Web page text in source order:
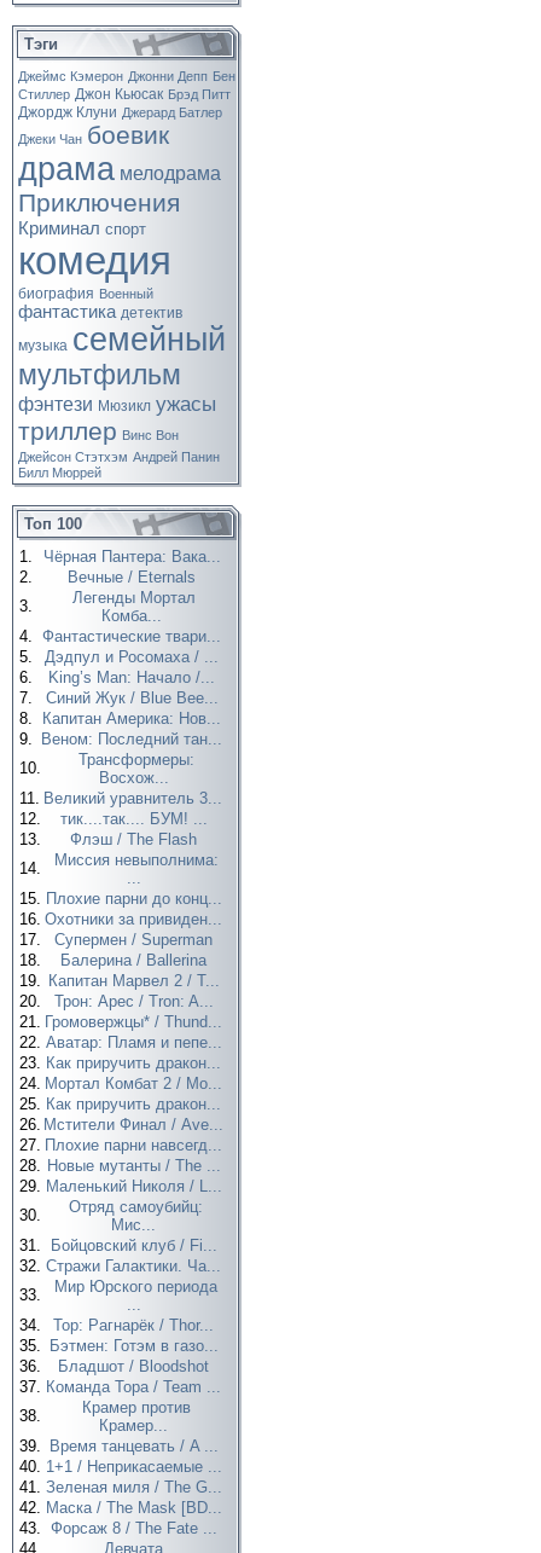
Тэги
Джеймс Кэмерон Джонни Депп Бен
Стиллер Джон Кьюсак Брэд Питт
Джордж Клуни Джерард Батлер
Джеки Чан боевик
драма мелодрама
Приключения
Криминал спорт
комедия
биография Военный
фантастика детектив
музыка семейный
мультфильм
фэнтези Мюзикл ужасы
триллер Винс Вон
Джейсон Стэтхэм Андрей Панин
Билл Мюррей
Топ 100
1.
Чёрная Пантера: Вака...
2.
Вечные / Eternals
3.
Легенды Мортал
Комба...
4. Фантастические твари...
5.
Дэдпул и Росомаха / ...
6.
King’s Man: Начало /...
7.
Синий Жук / Blue Bee...
8.
Капитан Америка: Нов...
9.
Веном: Последний тан...
10.
Трансформеры:
Восхож...
11. Великий уравнитель 3...
12.
тик....так.... БУМ! ...
13.
Флэш / The Flash
14.
Миссия невыполнима:
...
15. Плохие парни до конц...
16. Охотники за привиден...
17.
Супермен / Superman
18.
Балерина / Ballerina
19. Капитан Марвел 2 / T...
20.
Трон: Арес / Tron: A...
21. Громовержцы* / Thund...
22. Аватар: Пламя и пепе...
23. Как приручить дракон...
24. Мортал Комбат 2 / Mo...
25. Как приручить дракон...
26. Мстители Финал / Ave...
27. Плохие парни навсегд...
28. Новые мутанты / The ...
29. Маленький Николя / L...
30.
Отряд самоубийц:
Мис...
31.
Бойцовский клуб / Fi...
32. Стражи Галактики. Ча...
33.
Мир Юрского периода
...
34.
Тор: Рагнарёк / Thor...
35.
Бэтмен: Готэм в газо...
36.
Бладшот / Bloodshot
37. Команда Тора / Team ...
38.
Крамер против
Крамер...
39.
Время танцевать / A ...
40. 1+1 / Неприкасаемые ...
41. Зеленая миля / The G...
42. Маска / The Mask [BD...
43. Форсаж 8 / The Fate ...
44.
Девчата